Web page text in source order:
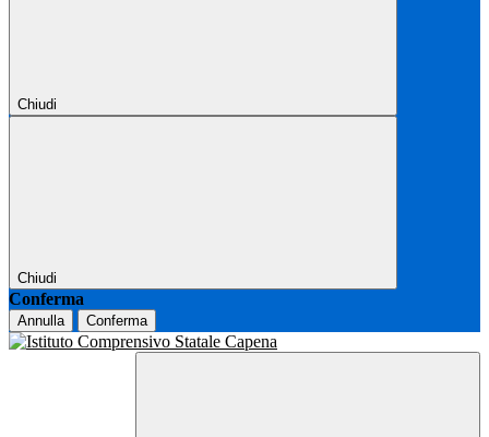
Chiudi
Chiudi
Conferma
Annulla Conferma